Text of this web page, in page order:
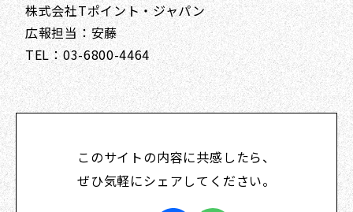
株式会社Tポイント・ジャパン
広報担当：安藤
TEL：03-6800-4464
このサイトの内容に共感したら、
ぜひ気軽にシェアしてください。